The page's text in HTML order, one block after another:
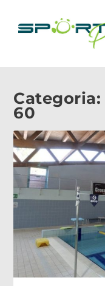
Categoria:
60